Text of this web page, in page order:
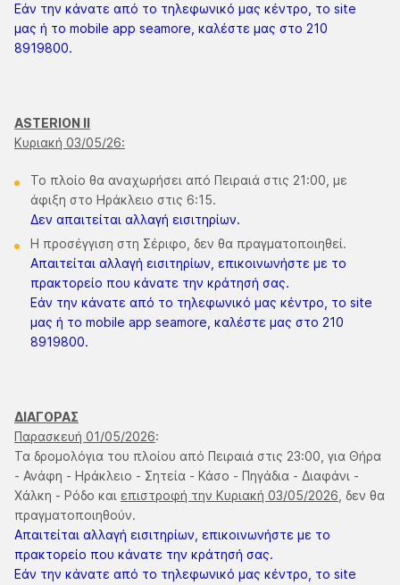
Εάν την κάνατε από το τηλεφωνικό μας κέντρο, το site
μας ή το mobile app seamore, καλέστε μας στο 210
8919800.
ASTERION II
Κυριακή 03/05/26:
Το πλοίο θα αναχωρήσει από Πειραιά στις 21:00, με
άφιξη στο Ηράκλειο στις 6:15.
Δεν απαιτείται αλλαγή εισιτηρίων.
Η προσέγγιση στη Σέριφο, δεν θα πραγματοποιηθεί.
Απαιτείται αλλαγή εισιτηρίων, επικοινωνήστε με το
πρακτορείο που κάνατε την κράτησή σας.
Εάν την κάνατε από το τηλεφωνικό μας κέντρο, το site
μας ή το mobile app seamore, καλέστε μας στο 210
8919800.
ΔΙΑΓΟΡΑΣ
Παρασκευή 01/05/2026:
Τα δρομολόγια του πλοίου από Πειραιά στις 23:00, για Θήρα
- Ανάφη - Ηράκλειο - Σητεία - Κάσο - Πηγάδια - Διαφάνι -
Χάλκη - Ρόδο και επιστροφή την Κυριακή 03/05/2026 , δεν θα
πραγματοποιηθούν.
Απαιτείται αλλαγή εισιτηρίων, επικοινωνήστε με το
πρακτορείο που κάνατε την κράτησή σας.
Εάν την κάνατε από το τηλεφωνικό μας κέντρο, το site